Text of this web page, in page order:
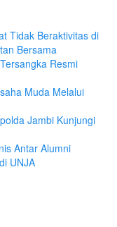
Tidak Beraktivitas di
Bersama
Resmi
Muda Melalui
Jambi Kunjungi
Antar Alumni
UNJA